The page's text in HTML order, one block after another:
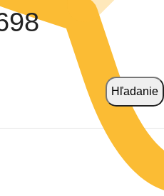
Hľadanie